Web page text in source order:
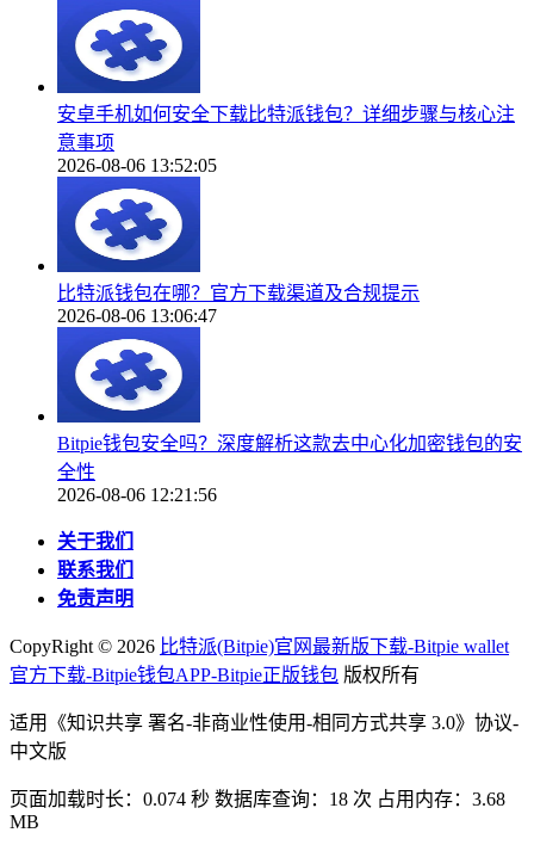
安卓手机如何安全下载比特派钱包？详细步骤与核心注
意事项
2026-08-06 13:52:05
比特派钱包在哪？官方下载渠道及合规提示
2026-08-06 13:06:47
Bitpie钱包安全吗？深度解析这款去中心化加密钱包的安
全性
2026-08-06 12:21:56
关于我们
联系我们
免责声明
CopyRight © 2026 比特派(Bitpie)官网最新版下载-Bitpie wallet
官方下载-Bitpie钱包APP-Bitpie正版钱包 版权所有
适用《知识共享 署名-非商业性使用-相同方式共享 3.0》协议-
中文版
页面加载时长：0.074 秒 数据库查询：18 次 占用内存：3.68
MB